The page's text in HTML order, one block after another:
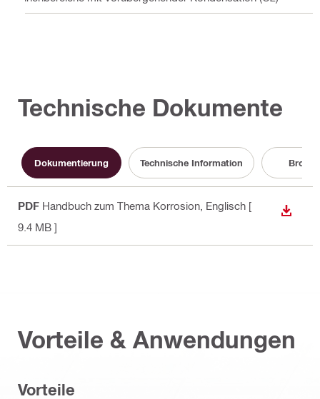
Technische Dokumente
Dokumentierung Technische Information
PDF Handbuch zum Thema Korrosion , Englisch [
9.4 MB ]
Vorteile & Anwendungen
Vorteile